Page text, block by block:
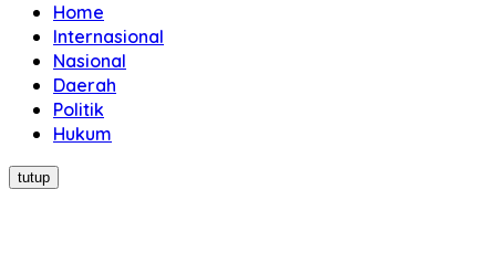
Home
Internasional
Nasional
Daerah
Politik
Hukum
tutup